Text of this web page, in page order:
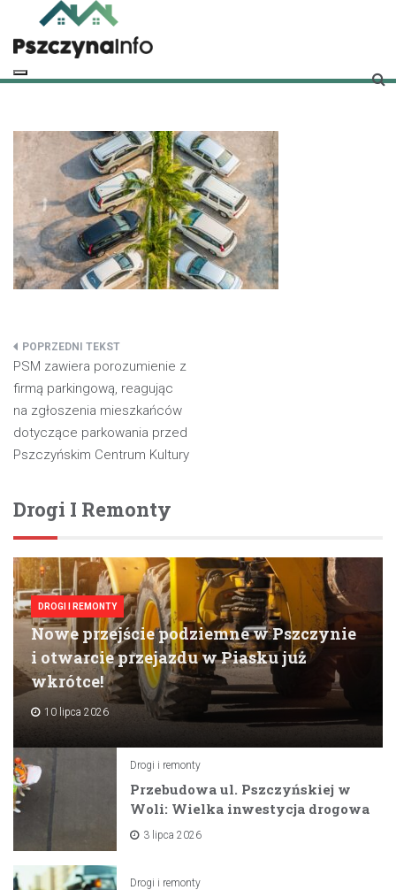
content
pszczynainfo.pl
Twoje źródło informacji o Pszczynie
Nawigacja
wpisu
PSM zawiera porozumienie z
firmą parkingową, reagując
na zgłoszenia mieszkańców
dotyczące parkowania przed
Pszczyńskim Centrum Kultury
Drogi I Remonty
DROGI I REMONTY
Nowe przejście podziemne w Pszczynie
i otwarcie przejazdu w Piasku już
wkrótce!
10 lipca 2026
Drogi i remonty
Przebudowa ul. Pszczyńskiej w
Woli: Wielka inwestycja drogowa
na horyzoncie
3 lipca 2026
Drogi i remonty